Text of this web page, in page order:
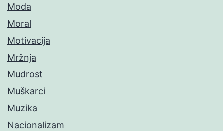
Moda
Moral
Motivacija
Mržnja
Mudrost
Muškarci
Muzika
Nacionalizam